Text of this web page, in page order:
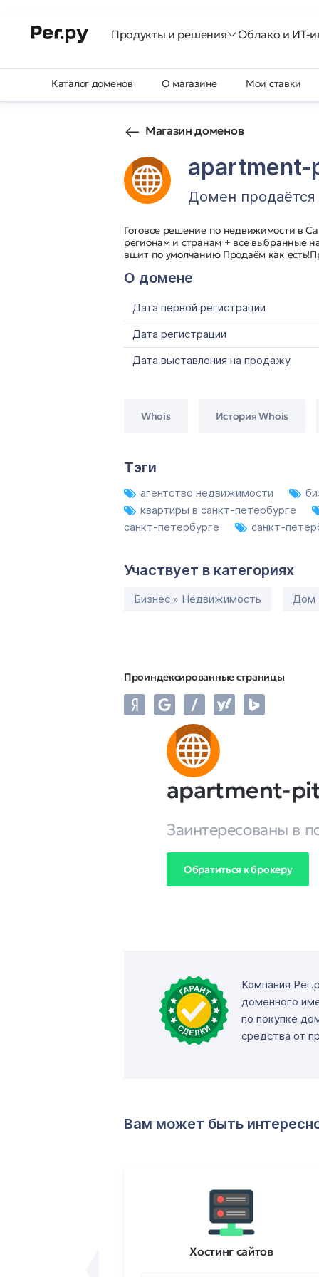
Продукты и решения Облако и ИТ-
Каталог доменов О магазине Мои ставки
Магазин доменов
apartment-
Домен продаётся
Готовое решение по недвижимости в
регионам и странам + все выбранные
вшит по умолчанию Продаём как
О домене
Дата первой регистрации
Дата регистрации
Дата выставления на продажу
Whois История Whois
Тэги
агентство недвижимости
квартиры в санкт-петербурге
санкт-петербурге
санкт-
Участвует в категориях
Бизнес » Недвижимость Дом
Проиндексированные страницы
apartment-
Заинтересованы в
Обратиться к брокеру
Компания
доменного
по покупке
средства от
Вам может быть
Хостинг сайтов